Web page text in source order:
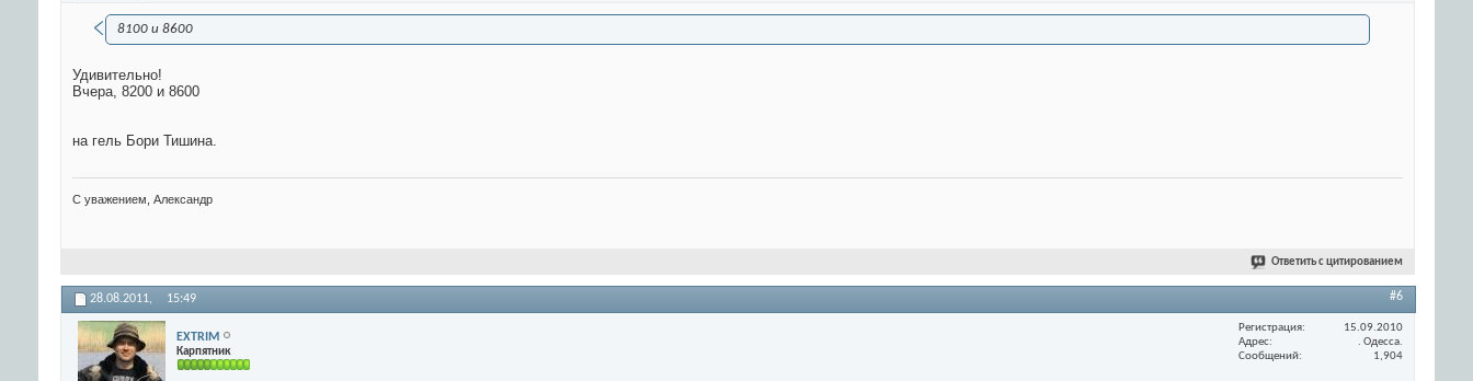
8100 и 8600
Удивительно!
Вчера, 8200 и 8600
на гель Бори Тишина.
С уважением, Александр
Ответить с цитированием
28.08.2011, 15:49 #6
EXTRIM
Карпятник
Регистрация
15.09.2010
Адрес
. Одесса.
Сообщений
1,904